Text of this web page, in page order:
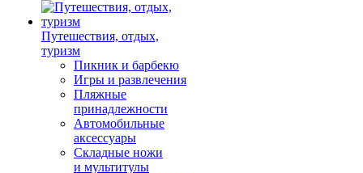
Путешествия, отдых,
туризм
Пикник и барбекю
Игры и развлечения
Пляжные
принадлежности
Автомобильные
аксессуары
Складные ножи
и мультитулы